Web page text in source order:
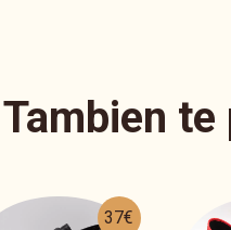
Tambien
21€